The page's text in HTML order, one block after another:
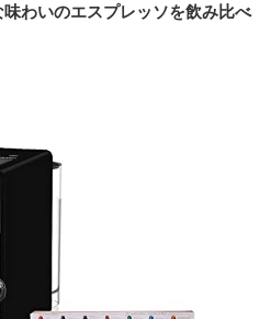
わいのエスプレッソを飲み比べ